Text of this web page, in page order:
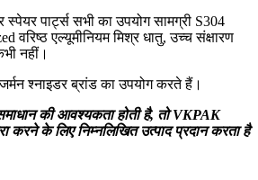
पार्ट्स सभी का उपयोग सामग्री S304
एल्यूमीनियम मिश्र धातु, उच्च संक्षारण
नहीं।
श्नाइडर ब्रांड का उपयोग करते हैं।
की आवश्यकता होती है, तो VKPAK
के लिए निम्नलिखित उत्पाद प्रदान करता है